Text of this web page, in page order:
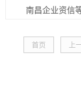
南昌企业资信
首页 上